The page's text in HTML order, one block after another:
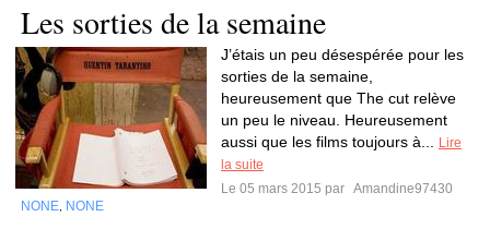
Les sorties de la semaine
J’étais un peu désespérée pour les
sorties de la semaine,
heureusement que The cut relève
un peu le niveau. Heureusement
aussi que les films toujours à...
Lire
la suite
Le 05 mars 2015 par Amandine97430
NONE NONE